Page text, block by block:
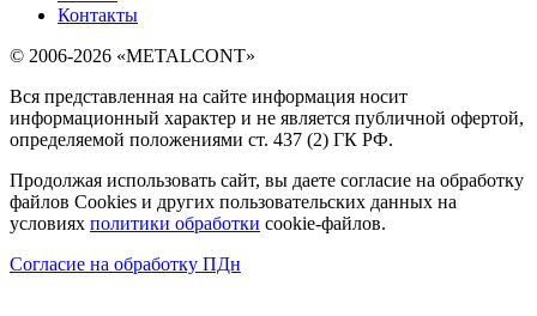
Контакты
© 2006-2026 «METALCONT»
Вся представленная на сайте информация носит
информационный характер и не является публичной офертой,
определяемой положениями ст. 437 (2) ГК РФ.
Продолжая использовать сайт, вы даете согласие на обработку
файлов Cookies и других пользовательских данных на
условиях политики обработки cookie-файлов.
Согласие на обработку ПДн